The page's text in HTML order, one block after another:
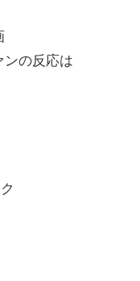
ンの反応は